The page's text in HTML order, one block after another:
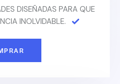
DISEÑADAS PARA QUE
INOLVIDABLE.